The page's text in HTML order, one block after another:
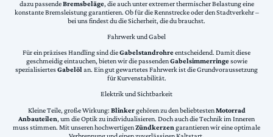
dazu passendeBremsbeläge, die auch unter extremer thermischer Belastung eine
konstante Bremsleistung garantieren. Ob für die Rennstrecke oder den Stadtverkehr –
bei uns findest du die Sicherheit, die du brauchst.
Fahrwerk und Gabel
Für ein präzises Handling sind dieGabelstandrohreentscheidend. Damit diese
geschmeidig eintauchen, bieten wir die passendenGabelsimmerringesowie
spezialisiertesGabelölan. Ein gut gewartetes Fahrwerk ist die Grundvoraussetzung
für Kurvenstabilität.
Elektrik und Sichtbarkeit
Kleine Teile, große Wirkung: Blinkergehören zu den beliebtestenMotorrad
Anbauteilen, um die Optik zu individualisieren. Doch auch die Technik im Inneren
muss stimmen. Mit unseren hochwertigenZündkerzen garantieren wir eine optimale